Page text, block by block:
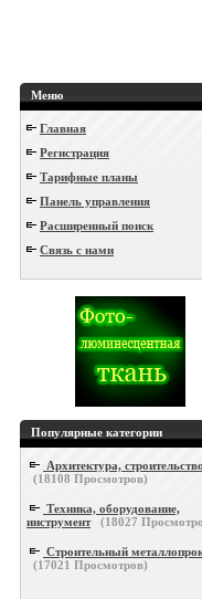
Меню
Главная
Регистрация
Тарифные планы
Панель управления
Расширенный поиск
Связь с нами
Популярные категории
Архитектура, строительство
(18108 Просмотров)
Техника, оборудование,
инструмент
(18027
Строительный
(17021 Просмотров)